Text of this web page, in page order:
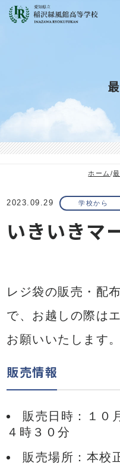
ホーム /
2023.09.29 学校から
いきいきマ
レジ袋の販売・配
で、お越しの際は
お願いいたします。
販売情報
販売日時：１０
４時３０分
販売場所：本